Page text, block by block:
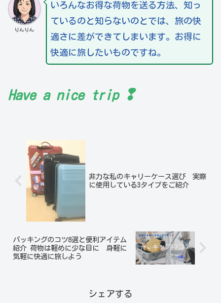
りんりん
いろんなお得な荷物を送る方法、知っ
ているのと知らないのとでは、旅の快
適さに差ができてしまいます。お得に
快適に旅したいものですね。
Have a nice trip ❢
非力な私のキャリーケース選び 実際
に使用している3タイプをご紹介
パッキングのコツ8選と便利アイテム
紹介 荷物は軽めに少な目に 身軽に
気軽に快適に旅しよう
シェアする